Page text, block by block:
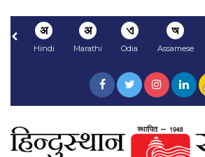
अ
Hindi
अ
Marathi
ଏ
Odia
অ
Assamese